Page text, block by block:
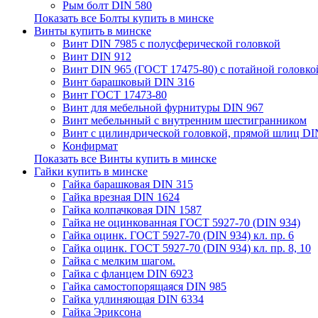
Рым болт DIN 580
Показать все Болты купить в минске
Винты купить в минске
Винт DIN 7985 с полусферической головкой
Винт DIN 912
Винт DIN 965 (ГОСТ 17475-80) с потайной
Винт барашковый DIN 316
Винт ГОСТ 17473-80
Винт для мебельной фурнитуры DIN 967
Винт мебельнный с внутренним шестигранником
Винт с цилиндрической головкой, прямой шлиц
Конфирмат
Показать все Винты купить в минске
Гайки купить в минске
Гайка барашковая DIN 315
Гайка врезная DIN 1624
Гайка колпачковая DIN 1587
Гайка не оцинкованная ГОСТ 5927-70 (DIN 934)
Гайка оцинк. ГОСТ 5927-70 (DIN 934) кл. пр. 6
Гайка оцинк. ГОСТ 5927-70 (DIN 934) кл. пр. 8, 10
Гайка с мелким шагом.
Гайка с фланцем DIN 6923
Гайка самостопорящаяся DIN 985
Гайка удлиняющая DIN 6334
Гайка Эриксона